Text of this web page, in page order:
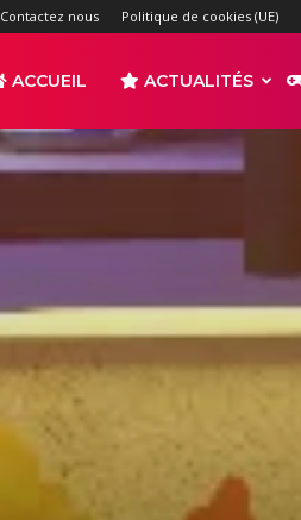
Contactez nous Politique de cookies (UE)
ACCUEIL ACTUALITÉS